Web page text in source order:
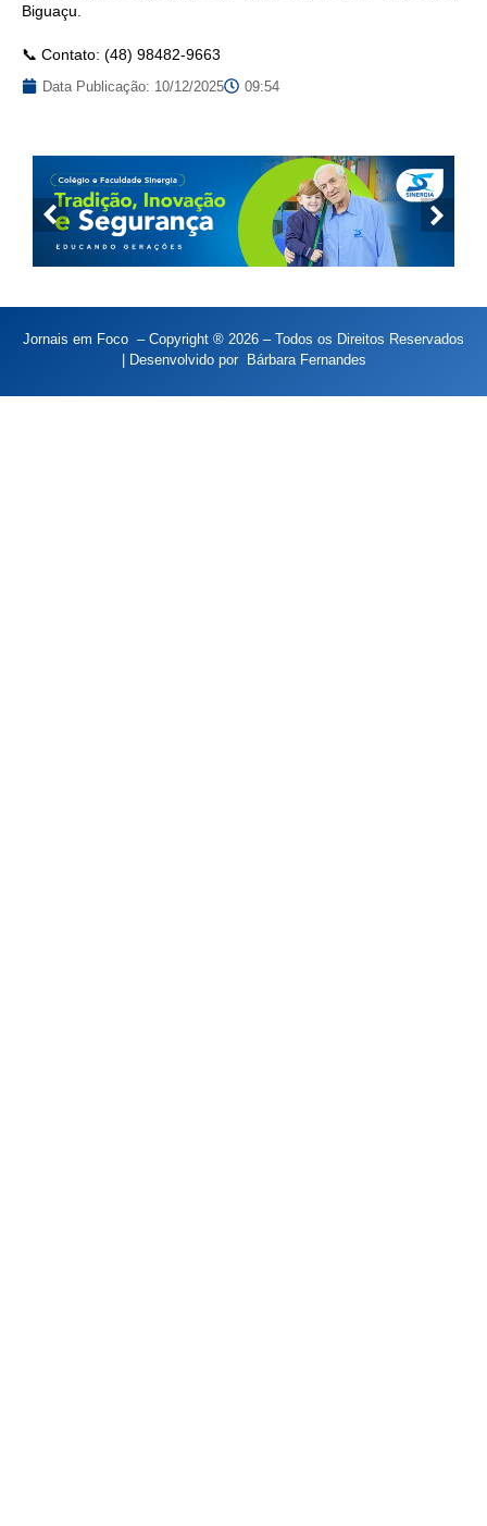
Biguaçu.
📞 Contato: (48) 98482-9663
Data Publicação: 10/12/2025 09:54
Jornais em Foco – Copyright ® 2026 – Todos os Direitos Reservados
| Desenvolvido por Bárbara Fernandes